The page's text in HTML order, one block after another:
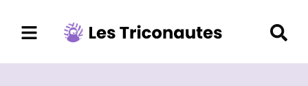
Aller
au